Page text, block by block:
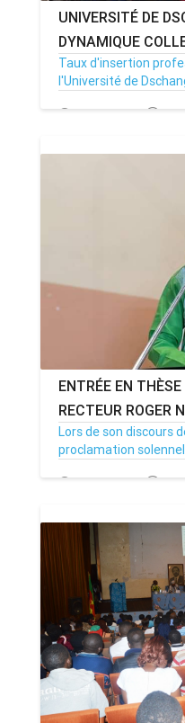
UNIVERSITÉ DE
DYNAMIQUE
Taux d'insertion
l'Université de
23/11/23
ENTRÉE EN
RECTEUR ROGER
Lors de son discours
proclamation
29/07/23